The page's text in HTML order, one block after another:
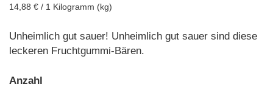
the
gallery
14,88 € / 1 Kilogramm (kg)
Unheimlich gut sauer! Unheimlich gut sauer sind diese
leckeren Fruchtgummi-Bären.
Anzahl